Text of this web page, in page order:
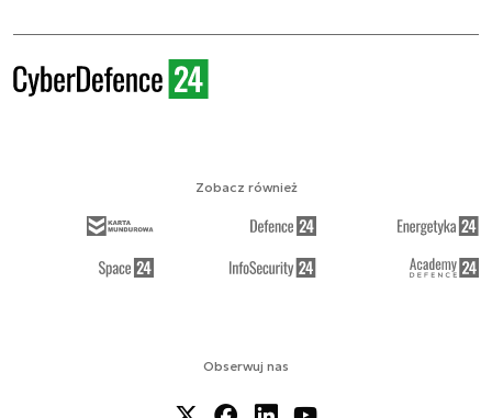
Obserwuj nas
Zobacz również